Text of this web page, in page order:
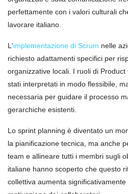
perfettamente con i valori culturali
lavorare italiano.
L'implementazione di Scrum nelle
richiesto adattamenti specifici per
organizzative locali. I ruoli di
stati interpretati in modo flessibile,
necessaria per guidare il processo
gerarchiche esistenti.
Lo sprint planning è diventato un
la pianificazione tecnica, ma anche
team e allineare tutti i membri sugli
italiane hanno scoperto che questo
collettiva aumenta